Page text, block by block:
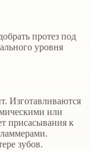
протез под
уровня
Изготавливаются
или
присасывания к
зубов.